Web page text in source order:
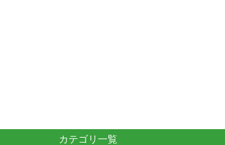
カテゴリ一覧